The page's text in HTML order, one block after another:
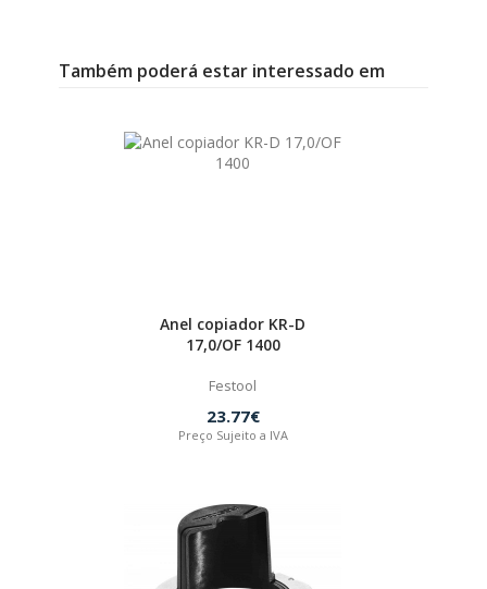
Também poderá estar interessado em
Anel copiador KR-D
17,0/OF 1400
Festool
23.77€
Preço Sujeito a IVA